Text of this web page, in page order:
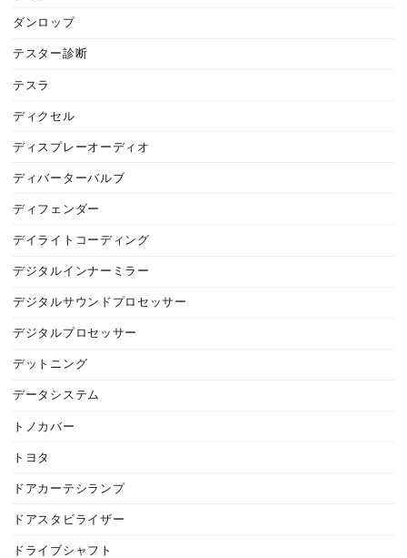
ダンロップ
テスター診断
テスラ
ディクセル
ディスプレーオーディオ
ディバーターバルブ
ディフェンダー
デイライトコーディング
デジタルインナーミラー
デジタルサウンドプロセッサー
デジタルプロセッサー
デットニング
データシステム
トノカバー
トヨタ
ドアカーテシランプ
ドアスタビライザー
ドライブシャフト